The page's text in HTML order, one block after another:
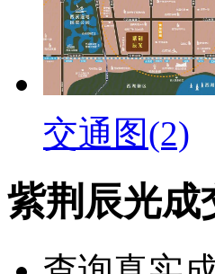
交通图(2)
紫荆辰光成